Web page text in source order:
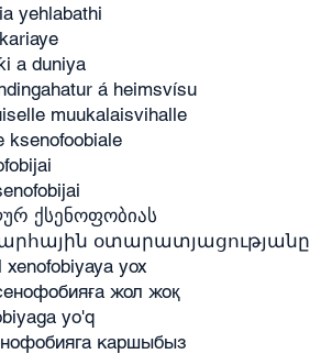
yehlabathi
a duniya
á heimsvísu
muukalaisvihalle
ksenofoobiale
ქსენოფობიას
օտարատյացությանը
yox
жол жоқ
yo'q
каршыбыз